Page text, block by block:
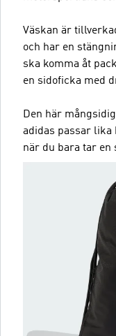
Väskan är
och har en
ska komma åt
en sidoficka med
Den här
adidas passar lika
när du bara tar en